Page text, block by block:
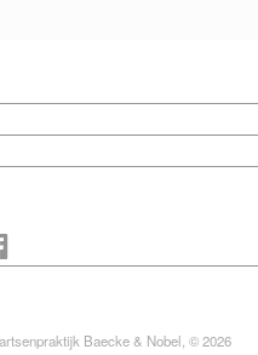
Baecke & Nobel, © 2026